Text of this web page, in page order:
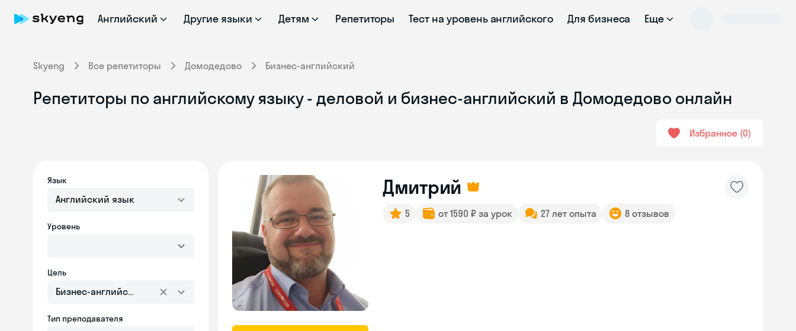
Английский Другие языки Детям Репетиторы Тест на уровень английского Для бизнеса Еще
Skyeng Все репетиторы Домодедово Бизнес-английский
Репетиторы по английскому языку - деловой и бизнес-английский в Домодедово онлайн
Избранное 0
Язык
Английский язык
Уровень
Цель
Бизнес-английский
Тип преподавателя
Дмитрий
5 от 1590 ₽ за урок 27 лет опыта 8 отзывов